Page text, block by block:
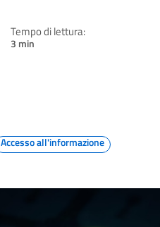
Tempo di lettura:
3 min
Accesso all'informazione